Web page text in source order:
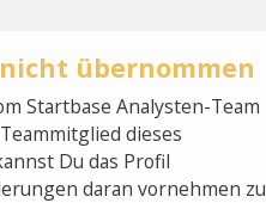
übernommen
Startbase Analysten-Team
dieses
Du das Profil
daran vornehmen zu